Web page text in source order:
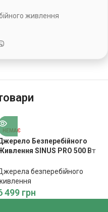
живлення
НЕМАЄ
Безперебійного
SINUS PRO 500 Вт
Захист від Збоїв
безперебійного
499 грн